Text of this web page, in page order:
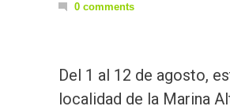
0 comments
Del 1 al 12 de agosto,
localidad de la Marina